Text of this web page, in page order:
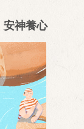
安神養心